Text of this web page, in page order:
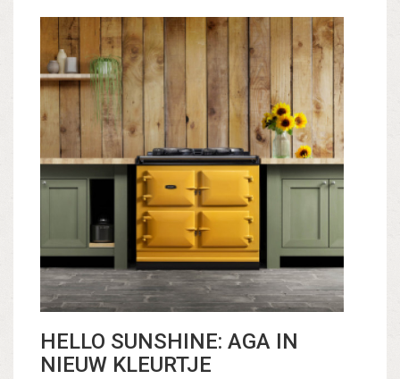
HELLO SUNSHINE: AGA IN
NIEUW KLEURTJE